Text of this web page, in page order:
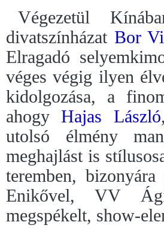
Végezetül
divatszínházat Bor
Elragadó
véges végig ilyen
kidolgozása, a
ahogyHajas László
utolsó élmény
meghajlást is
teremben,
Enikővel, VV
megspékelt, show-